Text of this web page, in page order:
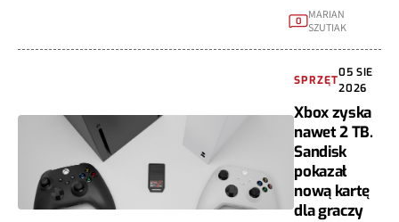
0 MARIAN
SZUTIAK
SPRZĘT
05 SIE
2026
Xbox zyska
nawet 2 TB.
Sandisk
pokazał
nową kartę
dla graczy